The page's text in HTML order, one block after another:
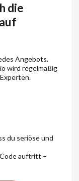
die
Angebots.
wird regelmäßig
du seriöse und
Code auftritt –